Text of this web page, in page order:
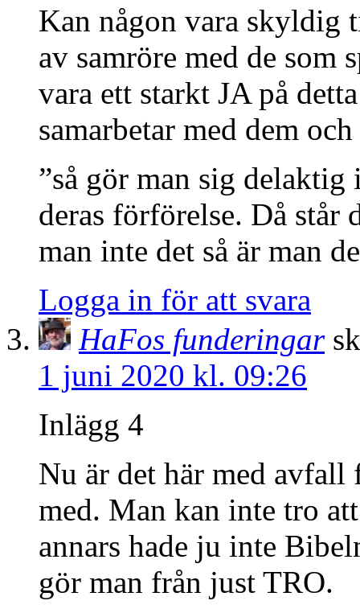
Kan någon vara skyldig
av samröre med de som
vara ett starkt JA på
samarbetar med dem
”så gör man sig delaktig
deras förförelse. Då står
man inte det så är man
Logga in för att svara
HaFos funderingar
1 juni 2020 kl. 09:26
Inlägg 4
Nu är det här med avfall
med. Man kan inte tro
annars hade ju inte
gör man från just TRO.